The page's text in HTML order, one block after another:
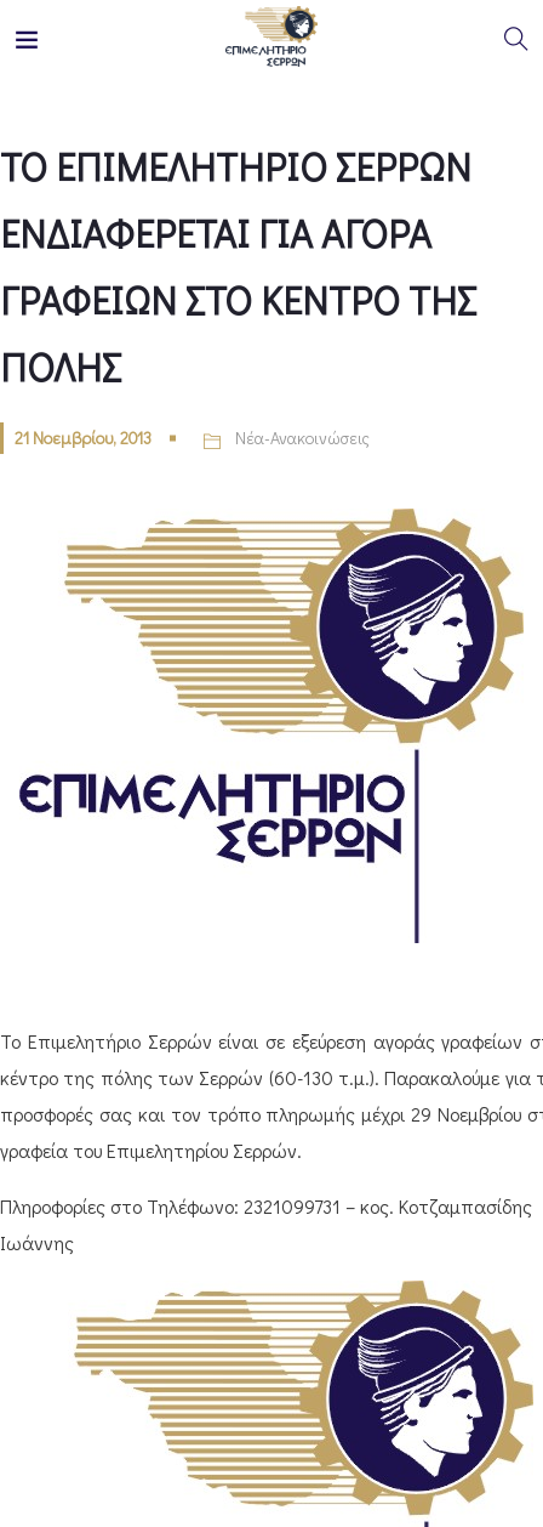
ΤΟ ΕΠΙΜΕΛΗΤΗΡΙΟ ΣΕΡΡΩΝ
ΕΝΔΙΑΦΕΡΕΤΑΙ ΓΙΑ ΑΓΟΡΑ
ΓΡΑΦΕΙΩΝ ΣΤΟ ΚΕΝΤΡΟ ΤΗΣ
ΠΟΛΗΣ
21 Νοεμβρίου, 2013 Νέα-Ανακοινώσεις
Το Επιμελητήριο Σερρών είναι σε εξεύρεση αγοράς γραφείων
κέντρο της πόλης των Σερρών (60-130 τ.μ.). Παρακαλούμε για
προσφορές σας και τον τρόπο πληρωμής μέχρι 29 Νοεμβρίου
γραφεία του Επιμελητηρίου Σερρών.
Πληροφορίες στο Τηλέφωνο: 2321099731 – κος. Κοτζαμπασίδης
Ιωάννης